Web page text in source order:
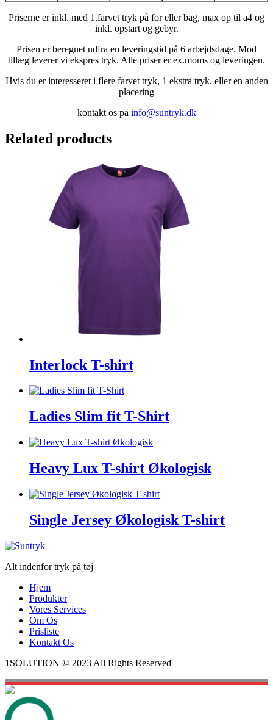
Priserne er inkl. med 1.farvet tryk på for eller bag, max op til a4 og
inkl. opstart og gebyr.
Prisen er beregnet udfra en leveringstid på 6 arbejdsdage. Mod
tillæg leverer vi ekspres tryk. Alle priser er ex.moms og leveringen.
Hvis du er interesseret i flere farvet tryk, 1 ekstra tryk, eller en anden
placering
kontakt os på info@suntryk.dk
Related products
Interlock T-shirt
Ladies Slim fit T-Shirt
Heavy Lux T-shirt Økologisk
Single Jersey Økologisk T-shirt
Alt indenfor tryk på tøj
Hjem
Produkter
Vores Services
Om Os
Prisliste
Kontakt Os
1SOLUTION © 2023 All Rights Reserved